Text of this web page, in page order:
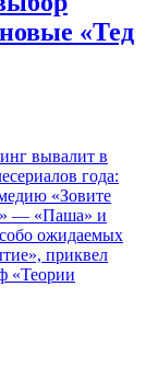
«Тед
вывалит в
года:
«Зовите
— «Паша» и
ожидаемых
приквел
«Теории